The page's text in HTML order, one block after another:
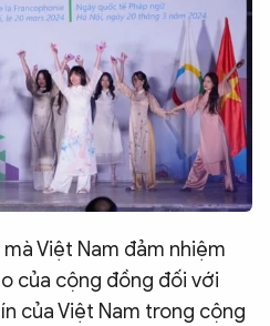
Việt Nam đảm nhiệm
của cộng đồng đối với
của Việt Nam trong cộng